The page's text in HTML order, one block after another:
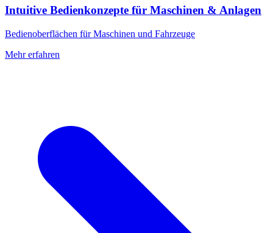
Intuitive Bedienkonzepte für Maschinen & Anlagen
Bedienoberflächen für Maschinen und Fahrzeuge
Mehr erfahren